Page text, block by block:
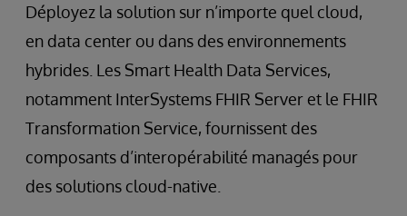
Déployez la solution sur n’importe quel cloud,
en data center ou dans des environnements
hybrides. Les Smart Health Data Services,
notamment InterSystems FHIR Server et le FHIR
Transformation Service, fournissent des
composants d’interopérabilité managés pour
des solutions cloud-native.